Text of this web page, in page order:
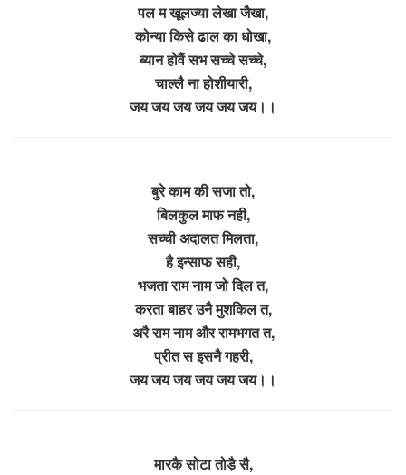
पल म खूलज्या लेखा जैखा,
कोन्या किसे ढाल का धोखा,
ब्यान होवैं सभ सच्चे सच्चे,
चाल्लै ना होशीयारी,
जय जय जय जय जय जय।।
बुरे काम की सजा तो,
बिलकुल माफ नही,
सच्ची अदालत मिलता,
है इन्साफ सही,
भजता राम नाम जो दिल त,
करता बाहर उनै मुशकिल त,
अरै राम नाम और रामभगत त,
प्रीत स इसनै गहरी,
जय जय जय जय जय जय।।
मारकै सोटा तोडै़ सै,